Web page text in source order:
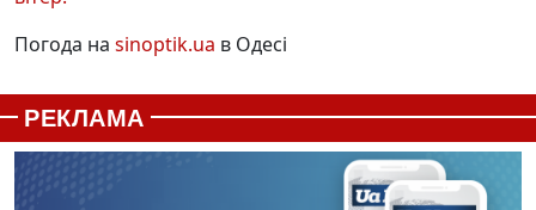
Погода на sinoptik.ua в Одесі
РЕКЛАМА